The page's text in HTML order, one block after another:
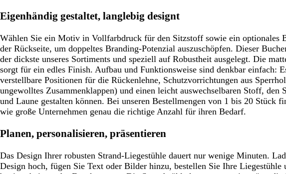
Eigenhändig gestaltet, langlebig designt
Wählen Sie ein Motiv in Vollfarbdruck für den Sitzstoff sowie ein optionales
der Rückseite, um doppeltes Branding-Potenzial auszuschöpfen. Dieser
der dickste unseres Sortiments und speziell auf Robustheit ausgelegt. Die
sorgt für ein edles Finish. Aufbau und Funktionsweise sind denkbar einfach:
verstellbare Positionen für die Rückenlehne, Schutzvorrichtungen aus
ungewolltes Zusammenklappen) und einen leicht auswechselbaren Stoff, den
und Laune gestalten können. Bei unseren Bestellmengen von 1 bis 20 Stück
wie große Unternehmen genau die richtige Anzahl für ihren Bedarf.
Planen, personalisieren, präsentieren
Das Design Ihrer robusten Strand-Liegestühle dauert nur wenige Minuten.
Design hoch, fügen Sie Text oder Bilder hinzu, bestellen Sie Ihre Liegestühle